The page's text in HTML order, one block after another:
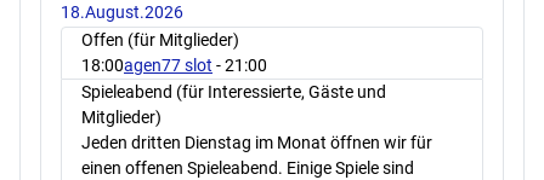
18.August.2026
Offen (für Mitglieder)
18:00agen77 slot - 21:00
Spieleabend (für Interessierte, Gäste und
Mitglieder)
Jeden dritten Dienstag im Monat öffnen wir für
einen offenen Spieleabend. Einige Spiele sind